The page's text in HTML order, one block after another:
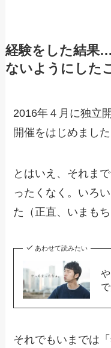
経験をした結果
ないようにした
2016年４月に独立
開催をはじめました
とはいえ、それま
ったくなく。いろ
た（正直、いまも
あわせて読みたい
それでもいまでは